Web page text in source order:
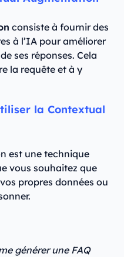
consiste à fournir des
à l’IA pour améliorer
ses réponses. Cela
la requête et à y
la Contextual
est une technique
vous souhaitez que
propres données ou
générer une FAQ